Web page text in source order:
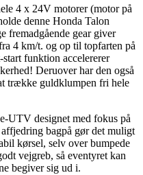
4 x 24V motorer (motor på
denne Honda Talon
fremadgående gear giver
4 km/t. og op til topfarten på
funktion accelererer
Deruover har den også
trække guldklumpen fri hele
UTV designet med fokus på
bagpå gør det muligt
kørsel, selv over bumpede
vejgreb, så eventyret kan
begiver sig ud i.